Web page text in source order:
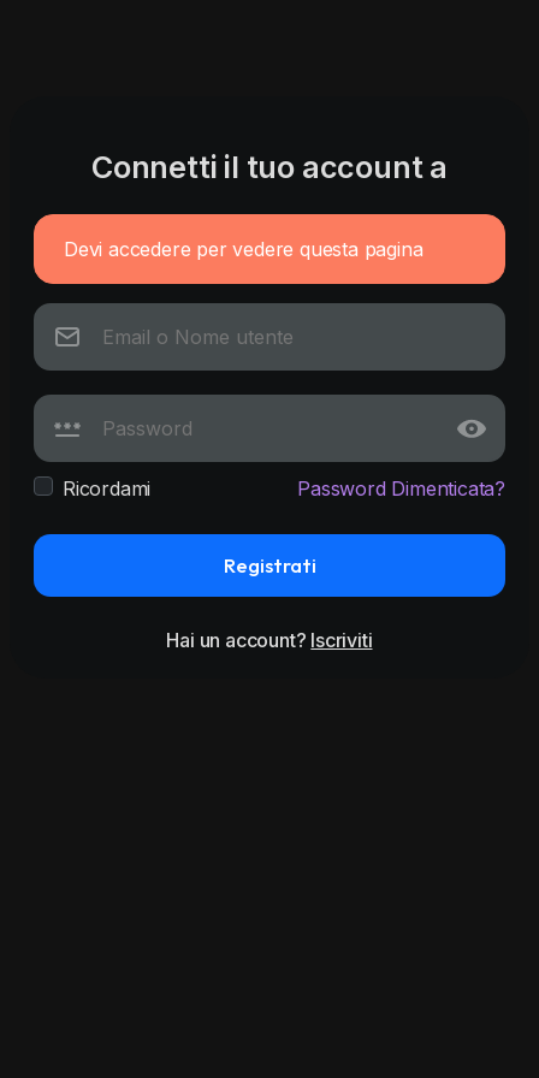
Connetti il tuo account a
Devi accedere per vedere questa pagina
Ricordami Password Dimenticata?
Registrati
Hai un account? Iscriviti